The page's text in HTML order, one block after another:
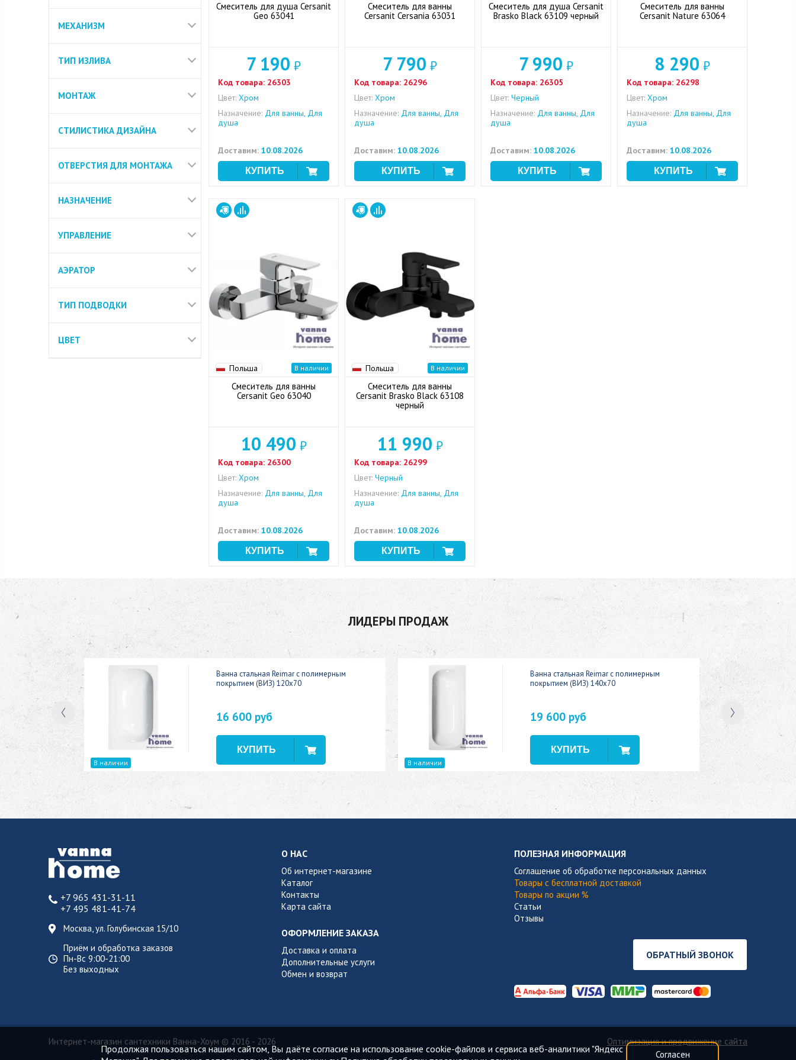
МЕХАНИЗМ
ТИП ИЗЛИВА
МОНТАЖ
СТИЛИСТИКА ДИЗАЙНА
ОТВЕРСТИЯ ДЛЯ МОНТАЖА
НАЗНАЧЕНИЕ
УПРАВЛЕНИЕ
АЭРАТОР
ТИП ПОДВОДКИ
ЦВЕТ
Смеситель для душа Cersanit
Geo 63041
7 190 ₽
Код товара: 26303
Цвет: Хром
Назначение: Для ванны, Для
душа
Доставим: 10.08.2026
Смеситель для ванны
Cersanit Cersania 63031
7 790 ₽
Код товара: 26296
Цвет: Хром
Назначение: Для ванны, Для
душа
Доставим: 10.08.2026
Смеситель для душа Cersanit
Brasko Black 63109 черный
7 990 ₽
Код товара: 26305
Цвет: Черный
Назначение: Для ванны, Для
душа
Доставим: 10.08.2026
Смеситель для ванны
Cersanit Nature 63064
8 290 ₽
Код товара: 26298
Цвет: Хром
Назначение: Для ванны, Для
душа
Доставим: 10.08.2026
Польша В наличии
Смеситель для ванны
Cersanit Geo 63040
10 490 ₽
Код товара: 26300
Цвет: Хром
Назначение: Для ванны, Для
душа
Доставим: 10.08.2026
Польша В наличии
Смеситель для ванны
Cersanit Brasko Black 63108
черный
11 990 ₽
Код товара: 26299
Цвет: Черный
Назначение: Для ванны, Для
душа
Доставим: 10.08.2026
ЛИДЕРЫ ПРОДАЖ
150x70
В наличии
Ванна стальная Reimar с полимерным
покрытием (ВИЗ) 120x70
16 600 руб
В наличии
Ванна стальная Reimar с полимерным
покрытием (ВИЗ) 140x70
19 600 руб
+7 965 431-31-11
+7 495 481-41-74
Москва, ул. Голубинская 15/10
Приём и обработка заказов
Пн-Вс 9:00-21:00
Без выходных
О НАС
Об интернет-магазине
Каталог
Контакты
Карта сайта
ОФОРМЛЕНИЕ ЗАКАЗА
Доставка и оплата
Дополнительные услуги
Обмен и возврат
ПОЛЕЗНАЯ ИНФОРМАЦИЯ
Соглашение об обработке персональных данных
Товары с бесплатной доставкой
Товары по акции %
Статьи
Отзывы
ОБРАТНЫЙ ЗВОНОК
Интернет-магазин сантехники Ванна-Хоум © 2016 - 2026 Оптимизация и продвижение сайта
Продолжая пользоваться нашим сайтом, Вы даёте согласие на использование cookie-файлов и сервиса веб-аналитики "Яндекс
Согласен